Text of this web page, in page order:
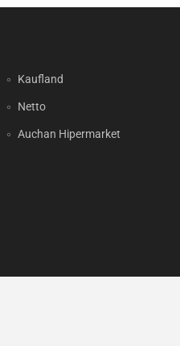
Kaufland
Netto
Auchan Hipermarket